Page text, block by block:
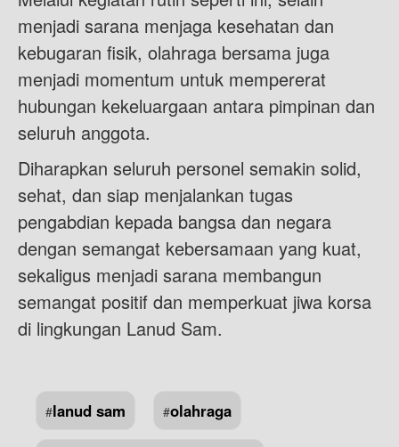
menjadi sarana menjaga kesehatan dan
kebugaran fisik, olahraga bersama juga
menjadi momentum untuk mempererat
hubungan kekeluargaan antara pimpinan dan
seluruh anggota.
Diharapkan seluruh personel semakin solid,
sehat, dan siap menjalankan tugas
pengabdian kepada bangsa dan negara
dengan semangat kebersamaan yang kuat,
sekaligus menjadi sarana membangun
semangat positif dan memperkuat jiwa korsa
di lingkungan Lanud Sam.
#lanud sam #olahraga